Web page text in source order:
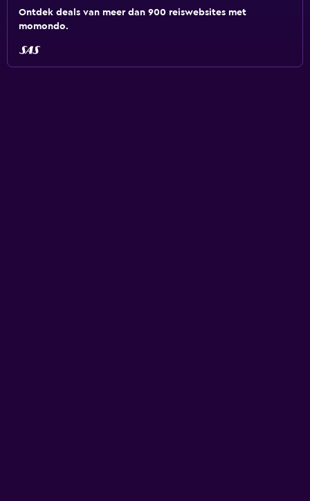
Ontdek deals van meer dan 900 reiswebsites met
momondo.